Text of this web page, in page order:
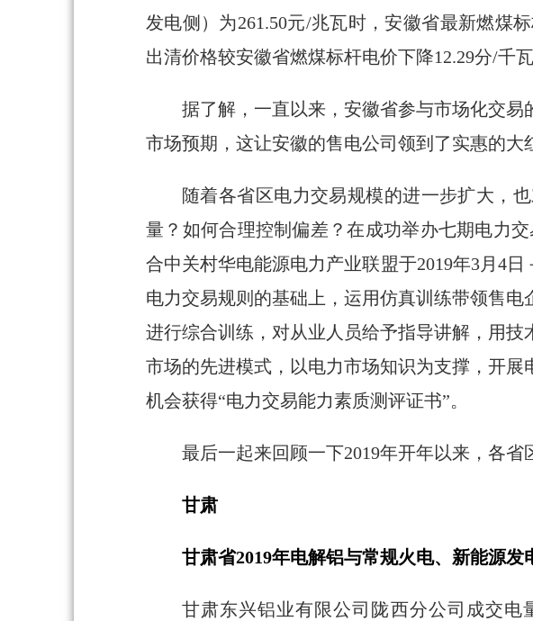
发电侧）为261.50元/兆瓦时，安徽省最新燃煤
出清价格较安徽省燃煤标杆电价下降12.29分/千瓦
据了解，一直以来，安徽省参与市场化交
市场预期，这让安徽的售电公司领到了实惠的大
随着各省区电力交易规模的进一步扩大，
量？如何合理控制偏差？在成功举办七期电力
合中关村华电能源电力产业联盟于2019年3月4
电力交易规则的基础上，运用仿真训练带领售
进行综合训练，对从业人员给予指导讲解，用
市场的先进模式，以电力市场知识为支撑，开
机会获得“电力交易能力素质测评证书”。
最后一起来回顾一下2019年开年以来，各省
甘肃
甘肃省2019年电解铝与常规火电、新能源发
甘肃东兴铝业有限公司陇西分公司成交电